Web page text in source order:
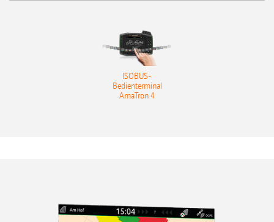
ISOBUS-
Bedienterminal
AmaTron 4